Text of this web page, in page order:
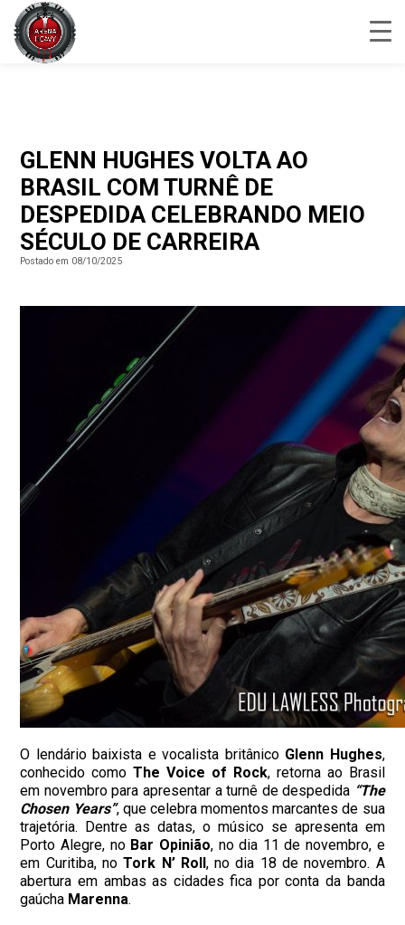
GLENN HUGHES VOLTA AO
BRASIL COM TURNÊ DE
DESPEDIDA CELEBRANDO MEIO
SÉCULO DE CARREIRA
Postado em 08/10/2025
O lendário baixista e vocalista britânico Glenn Hughes,
conhecido comoThe Voice of Rock, retorna ao Brasil
em novembro para apresentar a turnê de despedida “The
Chosen Years”, que celebra momentos marcantes de sua
trajetória. Dentre as datas, o músico se apresenta em
Porto Alegre, no Bar Opinião, no dia 11 de novembro, e
em Curitiba, noTork N’ Roll, no dia 18 de novembro. A
abertura em ambas as cidades fica por conta da banda
gaúcha Marenna.